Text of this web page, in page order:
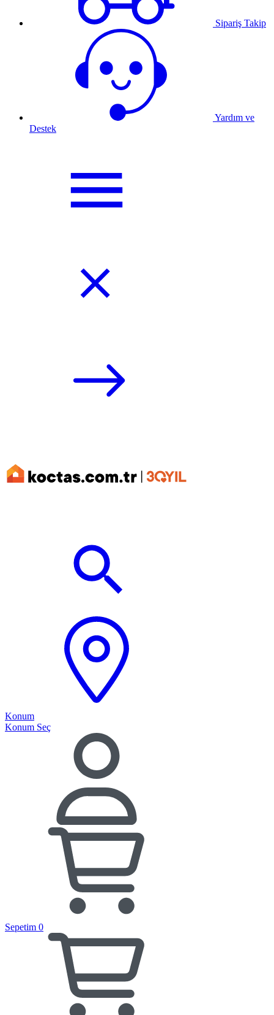
Sipariş Takip
Yardım ve
Destek
Konum
Konum Seç
Sepetim 0